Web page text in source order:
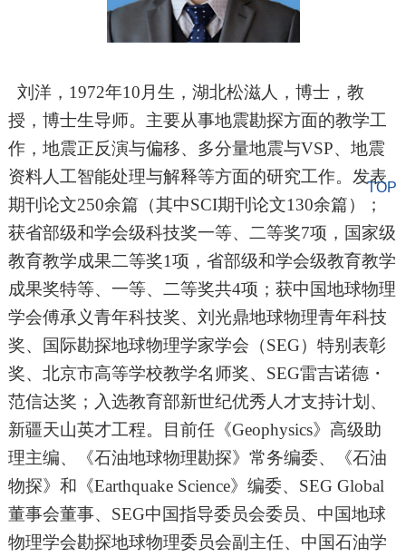
刘洋， 1972年10 月生，湖北松滋人， 博士，教
授，博士生导师。 主要从事地震勘探方面的教学工
作，地震正反演与偏移、多分量地震与VSP、地震
资料人工智能处理与解释等方面的研究工作。发表
期刊论文250余篇（其中SCI期刊论文130余篇）；
获省部级和学会级科技奖一等、二等奖7项， 国家级
教育教学成果二等奖1项，省部级和学会级教育教学
成果奖特等、一等、二等奖共4项；获中国地球物理
学会傅承义青年科技奖、刘光鼎地球物理青年科技
奖、国际勘探地球物理学家学会（SEG）特别表彰
奖、北京市高等学校教学名师奖、SEG雷吉诺德・
范信达奖 ；入选教育部新世纪优秀人才支持计划、
新疆天山英才工程。目前任《Geophysics》高级助
理主编、《石油地球物理勘探》常务编委、《石油
物探》和《Earthquake Science》编委、SEG Global
董事会董事、SEG中国指导委员会委员、中国地球
物理学会勘探地球物理委员会副主任、中国石油学
TOP